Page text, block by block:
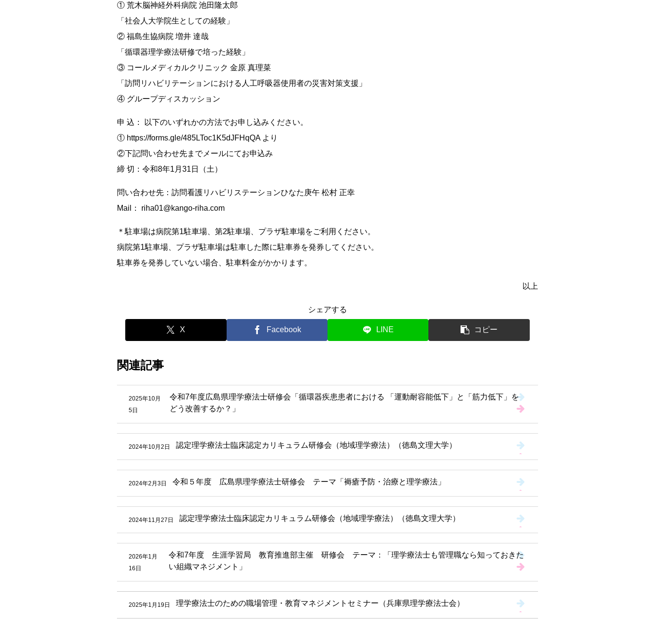
① 荒木脳神経外科病院 池田隆太郎
「社会人大学院生としての経験」
② 福島生協病院 増井 達哉
「循環器理学療法研修で培った経験」
③ コールメディカルクリニック 金原 真理菜
「訪問リハビリテーションにおける人工呼吸器使用者の災害対策支援」
④ グループディスカッション
申 込： 以下のいずれかの方法でお申し込みください。
① https://forms.gle/485LToc1K5dJFHqQA より
②下記問い合わせ先までメールにてお申込み
締 切：令和8年1月31日（土）
問い合わせ先：訪問看護リハビリステーションひなた庚午 松村 正幸
Mail： riha01@kango-riha.com
＊駐車場は病院第1駐車場、第2駐車場、プラザ駐車場をご利用ください。
病院第1駐車場、プラザ駐車場は駐車した際に駐車券を発券してください。
駐車券を発券していない場合、駐車料金がかかります。
以上
シェアする
X Facebook LINE コピー
関連記事
2025年10月
5日
令和7年度広島県理学療法士研修会「循環器疾患患者における 「運動耐容能低下」と「筋力低下」を
どう改善するか？」
2024年10月2日 認定理学療法士臨床認定カリキュラム研修会（地域理学療法）（徳島文理大学）
2024年2月3日 令和５年度 広島県理学療法士研修会 テーマ「褥瘡予防・治療と理学療法」
2024年11月27日 認定理学療法士臨床認定カリキュラム研修会（地域理学療法）（徳島文理大学）
2026年1月
16日
令和7年度 生涯学習局 教育推進部主催 研修会 テーマ：「理学療法士も管理職なら知っておきた
い組織マネジメント」
2025年1月19日 理学療法士のための職場管理・教育マネジメントセミナー（兵庫県理学療法士会）